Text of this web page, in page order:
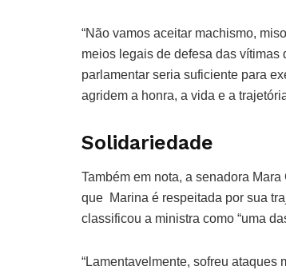
“Não vamos aceitar machismo,
meios legais de defesa das
parlamentar seria suficiente para
agridem a honra, a vida e a
Solidariedade
Também em nota, a senadora
que Marina é respeitada por sua
classificou a ministra como “uma
“Lamentavelmente, sofreu